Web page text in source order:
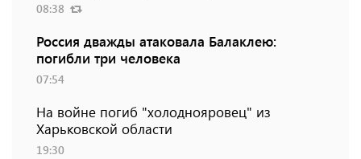
08:38
Россия дважды атаковала Балаклею:
погибли три человека
07:54
На войне погиб "холоднояровец" из
Харьковской области
19:30